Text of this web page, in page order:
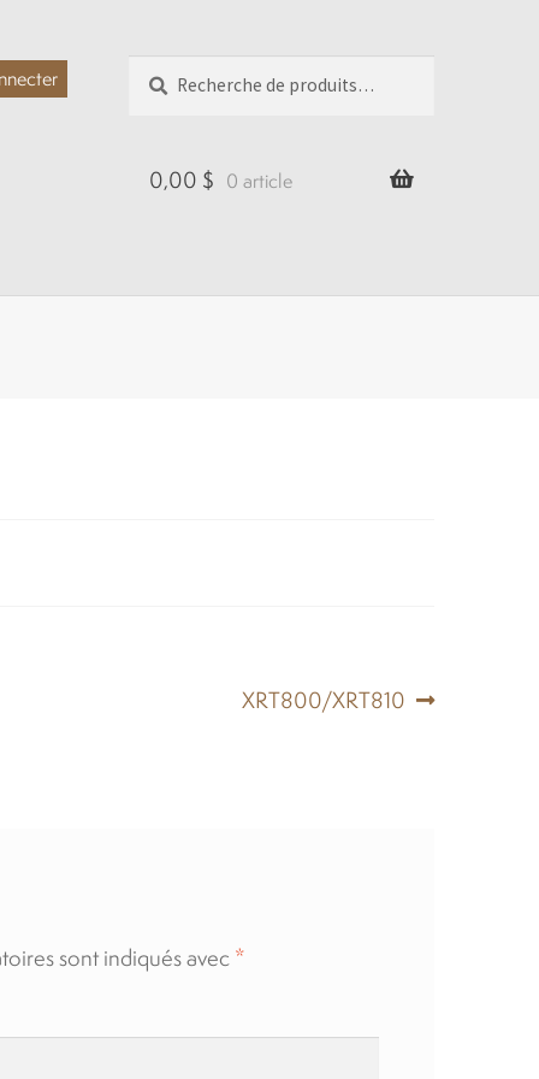
pour :
0,00 $ 0 article
Article
XRT800/XRT810
sont indiqués avec*